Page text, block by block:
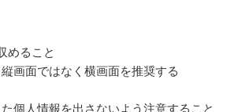
めること
画面ではなく横画面を推奨する
個人情報を出さないよう注意すること